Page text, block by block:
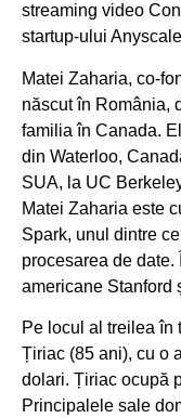
streaming video
startup-ului
Matei Zaharia, co-
născut în România,
familia în Canada.
din Waterloo,
SUA, la UC
Matei Zaharia este
Spark, unul dintre
procesarea de
americane Stanford
Pe locul al treilea în
Țiriac (85 ani), cu o
dolari. Țiriac ocupă
Principalele sale